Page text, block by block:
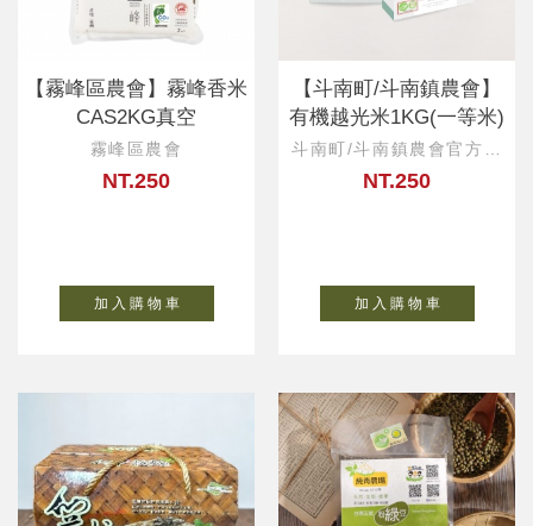
【霧峰區農會】霧峰香米
CAS2KG真空
霧峰區農會
NT.250
加 入 購 物 車
【斗南町/斗南鎮農會】
有機越光米1KG(一等米)
斗南町/斗南鎮農會官方直
營
NT.250
加 入 購 物 車